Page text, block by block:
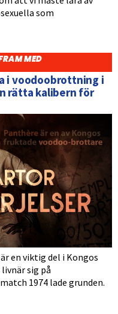
som
MED
i voodoobrottning i
rätta kalibern för
en viktig del i Kongos
sig på
1974 lade grunden.